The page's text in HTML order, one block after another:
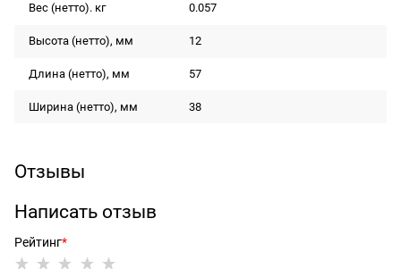
Вес (нетто). кг 0.057
Высота (нетто), мм 12
Длина (нетто), мм 57
Ширина (нетто), мм 38
Отзывы
Написать отзыв
Рейтинг